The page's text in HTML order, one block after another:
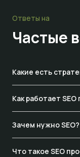
Ответы на
Частые
Какие есть
Как работает
Зачем нужно SEO?
Что такое SEO